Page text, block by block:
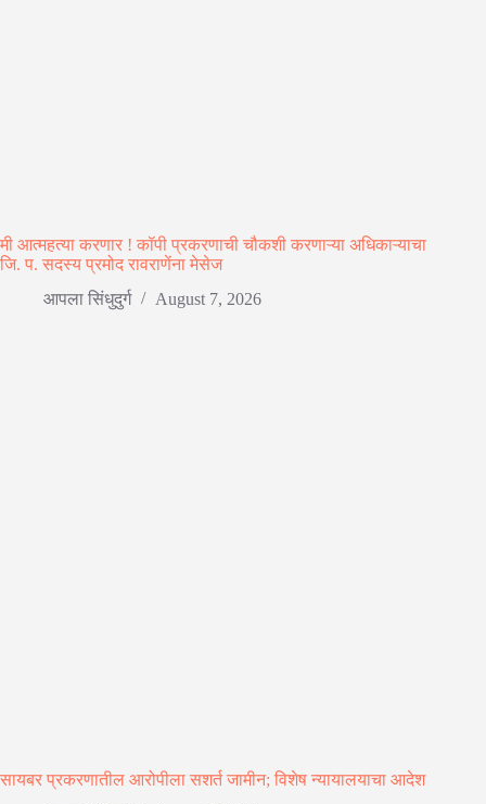
मी आत्महत्या करणार ! कॉपी प्रकरणाची चौकशी करणाऱ्या अधिकाऱ्याचा
जि. प. सदस्य प्रमोद रावराणेंना मेसेज
आपला सिंधुदुर्ग
August 7, 2026
सायबर प्रकरणातील आरोपीला सशर्त जामीन; विशेष न्यायालयाचा आदेश